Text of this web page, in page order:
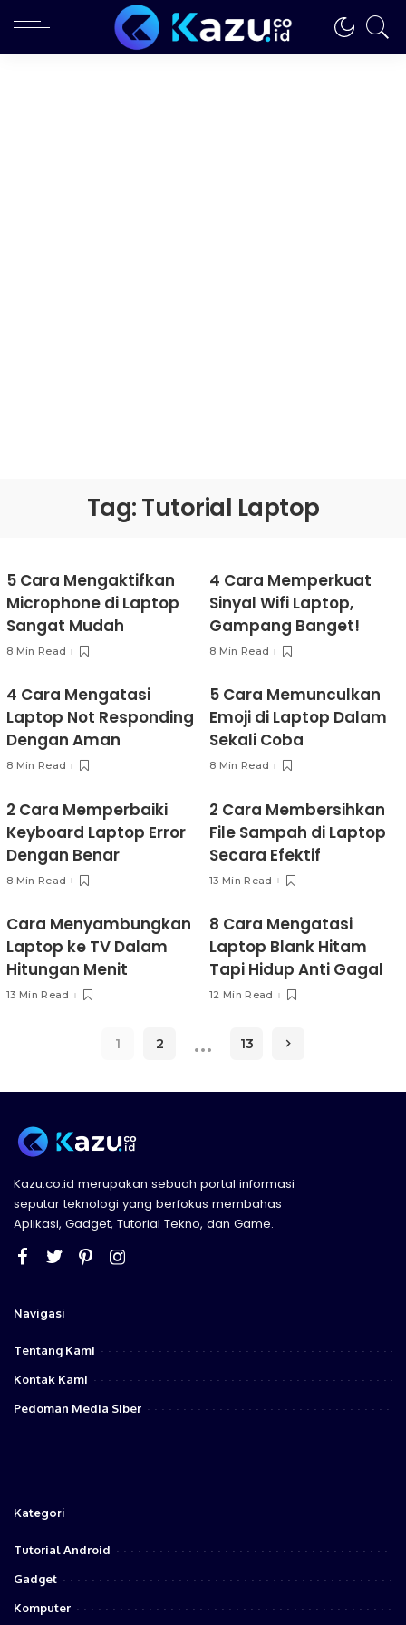
Tag:Tutorial Laptop
5 Cara Mengaktifkan
Microphone di Laptop
Sangat Mudah
8 Min Read
4 Cara Memperkuat
Sinyal Wifi Laptop,
Gampang Banget!
8 Min Read
4 Cara Mengatasi
Laptop Not Responding
Dengan Aman
8 Min Read
5 Cara Memunculkan
Emoji di Laptop Dalam
Sekali Coba
8 Min Read
2 Cara Memperbaiki
Keyboard Laptop Error
Dengan Benar
8 Min Read
2 Cara Membersihkan
File Sampah di Laptop
Secara Efektif
13 Min Read
Cara Menyambungkan
Laptop ke TV Dalam
Hitungan Menit
13 Min Read
8 Cara Mengatasi
Laptop Blank Hitam
Tapi Hidup Anti Gagal
12 Min Read
1 2 … 13
Kazu.co.id merupakan sebuah portal informasi
seputar teknologi yang berfokus membahas
Aplikasi, Gadget, Tutorial Tekno, dan Game.
Navigasi
Tentang Kami
Kontak Kami
Pedoman Media Siber
Kategori
Tutorial Android
Gadget
Komputer